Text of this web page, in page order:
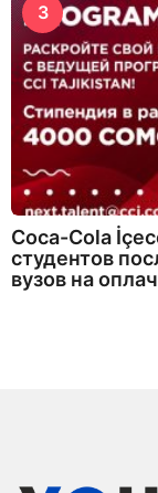
3
Coca-Cola
студентов
вузов на